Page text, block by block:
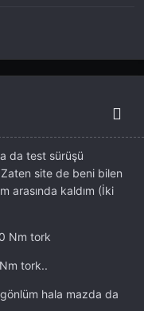
da test sürüşü
site de beni bilen
arasında kaldım (İki
Nm tork
tork..
gönlüm hala mazda da